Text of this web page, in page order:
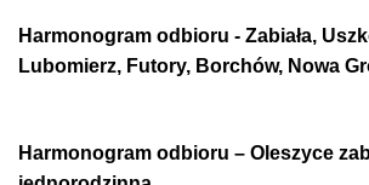
Harmonogram odbioru - Zabiała,
Lubomierz, Futory, Borchów, Nowa
Harmonogram odbioru – Oleszyce